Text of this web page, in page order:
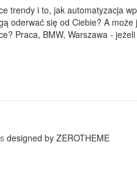
trendy i to, jak automatyzacja
oderwać się od Ciebie? A może
Praca, BMW, Warszawa -
designed by ZEROTHEME